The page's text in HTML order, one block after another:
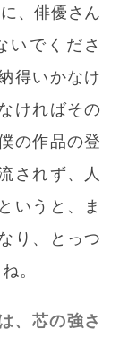
、俳優さん
いでくださ
得いかなけ
ければその
の作品の登
されず、人
いうと、ま
り、とっつ
。
、芯の強さ